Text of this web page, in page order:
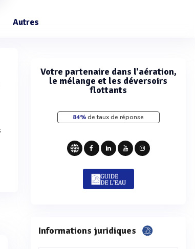
Autres
Votre partenaire dans l'aération,
le mélange et les déversoirs
flottants
84%de taux de réponse
Informations juridiques